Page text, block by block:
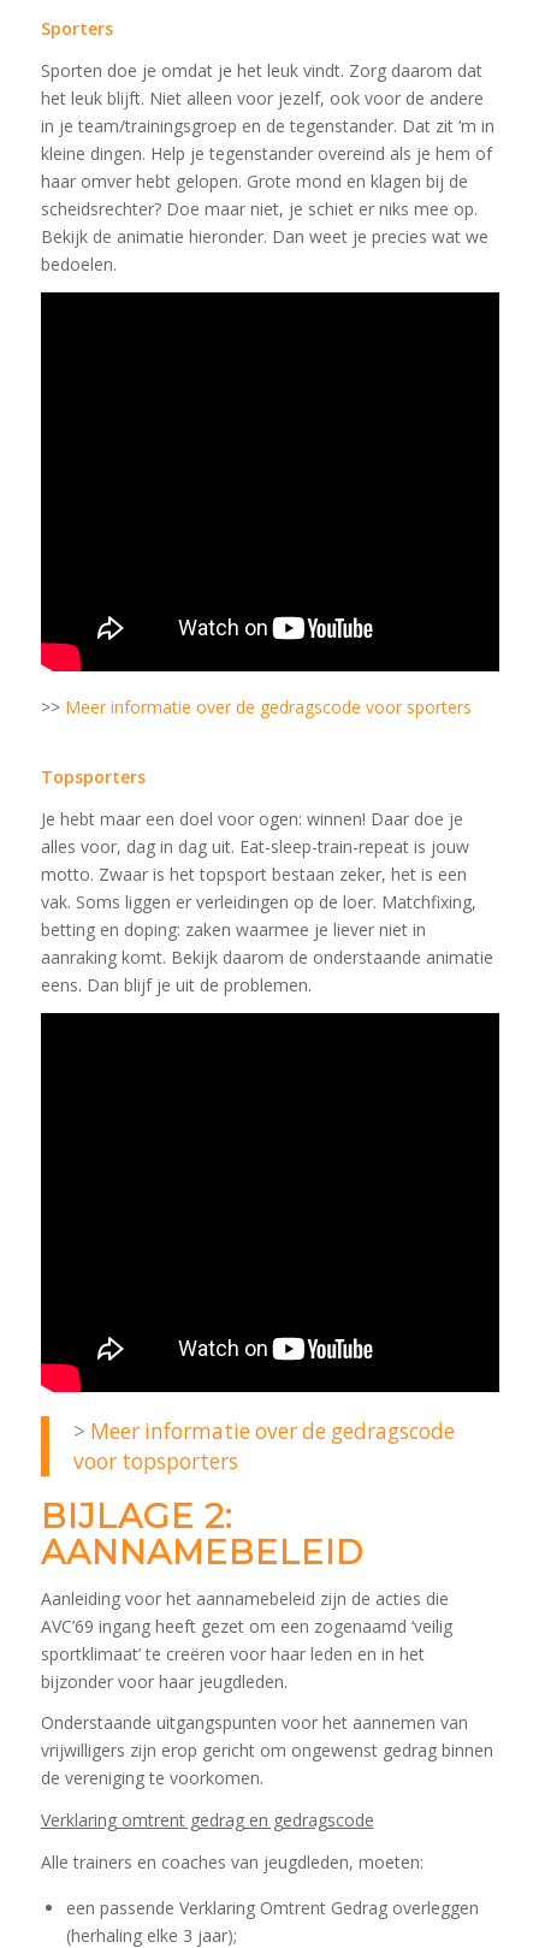
Sporters
Sporten doe je omdat je het leuk vindt. Zorg daarom dat
het leuk blijft. Niet alleen voor jezelf, ook voor de andere
in je team/trainingsgroep en de tegenstander. Dat zit ‘m in
kleine dingen. Help je tegenstander overeind als je hem of
haar omver hebt gelopen. Grote mond en klagen bij de
scheidsrechter? Doe maar niet, je schiet er niks mee op.
Bekijk de animatie hieronder. Dan weet je precies wat we
bedoelen.
>> Meer informatie over de gedragscode voor sporters
Topsporters
Je hebt maar een doel voor ogen: winnen! Daar doe je
alles voor, dag in dag uit. Eat-sleep-train-repeat is jouw
motto. Zwaar is het topsport bestaan zeker, het is een
vak. Soms liggen er verleidingen op de loer. Matchfixing,
betting en doping: zaken waarmee je liever niet in
aanraking komt. Bekijk daarom de onderstaande animatie
eens. Dan blijf je uit de problemen.
> Meer informatie over de gedragscode
voor topsporters
BIJLAGE 2:
AANNAMEBELEID
Aanleiding voor het aannamebeleid zijn de acties die
AVC’69 ingang heeft gezet om een zogenaamd ‘veilig
sportklimaat’ te creëren voor haar leden en in het
bijzonder voor haar jeugdleden.
Onderstaande uitgangspunten voor het aannemen van
vrijwilligers zijn erop gericht om ongewenst gedrag binnen
de vereniging te voorkomen.
Verklaring omtrent gedrag en gedragscode
Alle trainers en coaches van jeugdleden, moeten:
een passende Verklaring Omtrent Gedrag overleggen
(herhaling elke 3 jaar);